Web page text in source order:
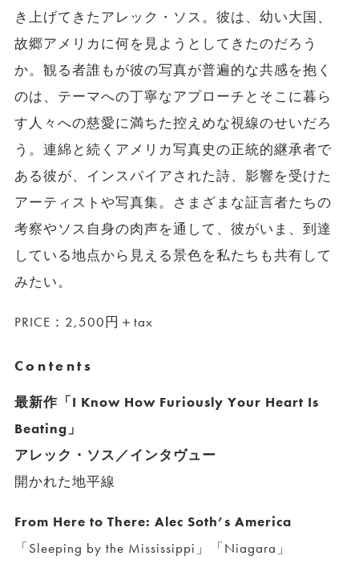
き上げてきたアレック・ソス。彼は、幼い大国、
故郷アメリカに何を見ようとしてきたのだろう
か。観る者誰もが彼の写真が普遍的な共感を抱く
のは、テーマへの丁寧なアプローチとそこに暮ら
す人々への慈愛に満ちた控えめな視線のせいだろ
う。連綿と続くアメリカ写真史の正統的継承者で
ある彼が、インスパイアされた詩、影響を受けた
アーティストや写真集。さまざまな証言者たちの
考察やソス自身の肉声を通して、彼がいま、到達
している地点から見える景色を私たちも共有して
みたい。
PRICE：2,500円＋tax
Contents
最新作「I Know How Furiously Your Heart Is
Beating」
アレック・ソス／インタヴュー
開かれた地平線
From Here to There: Alec Soth’s America
「Sleeping by the Mississippi」「Niagara」